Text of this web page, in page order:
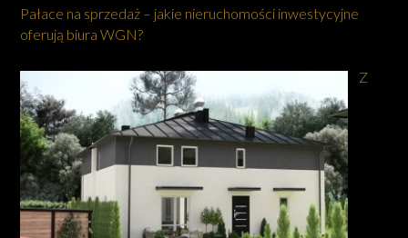
Pałace na sprzedaż – jakie nieruchomości inwestycyjne
oferują biura WGN?
Z